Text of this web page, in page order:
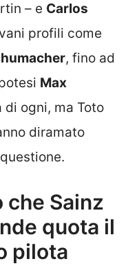
– e Carlos
profili come
, fino ad
Max
di ogni, ma Toto
diramato
che Sainz
quota il
pilota